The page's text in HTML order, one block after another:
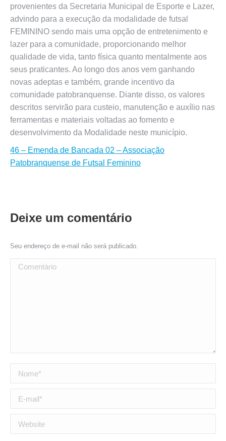
provenientes da Secretaria Municipal de Esporte e Lazer,
advindo para a execução da modalidade de futsal
FEMININO sendo mais uma opção de entretenimento e
lazer para a comunidade, proporcionando melhor
qualidade de vida, tanto física quanto mentalmente aos
seus praticantes. Ao longo dos anos vem ganhando
novas adeptas e também, grande incentivo da
comunidade patobranquense. Diante disso, os valores
descritos servirão para custeio, manutenção e auxílio nas
ferramentas e materiais voltadas ao fomento e
desenvolvimento da Modalidade neste município.
46 – Emenda de Bancada 02 – Associação
Patobranquense de Futsal Feminino
Deixe um comentário
Seu endereço de e-mail não será publicado.
Comentário
Nome *
E-mail *
Website